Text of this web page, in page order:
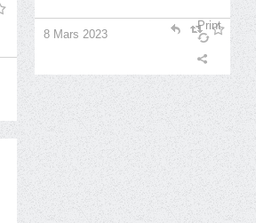
8 Mars 2023
Print